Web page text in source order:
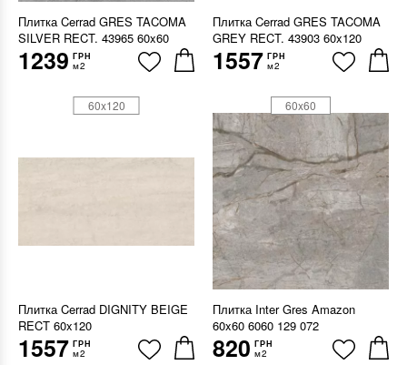
Плитка Cerrad GRES TACOMA
SILVER RECT. 43965 60x60
1239 ГРН
м2
Плитка Cerrad GRES TACOMA
GREY RECT. 43903 60x120
1557 ГРН
м2
Плитка Cerrad DIGNITY BEIGE
RECT 60x120
1557 ГРН
м2
60x120
Плитка Inter Gres Amazon
60x60 6060 129 072
820 ГРН
м2
60x60